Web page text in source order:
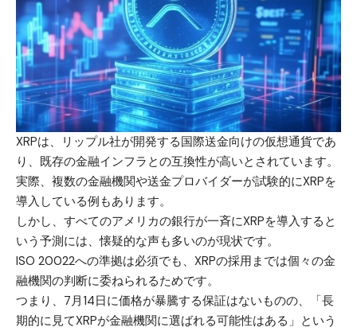
XRPは、リップル社が開発する国際送金向けの仮想通貨であ
り、既存の金融インフラとの互換性が高いとされています。
実際、複数の金融機関や送金プロバイダーが試験的にXRPを
導入している例もあります。
しかし、すべてのアメリカの銀行が一斉にXRPを導入すると
いう予測には、懐疑的な声も多いのが現状です。
ISO 20022への準拠は必須でも、XRPの採用までは個々の金
融機関の判断に委ねられるためです。
つまり、7月14日に価格が暴騰する保証はないものの、「長
期的に見てXRPが金融機関に選ばれる可能性はある」という